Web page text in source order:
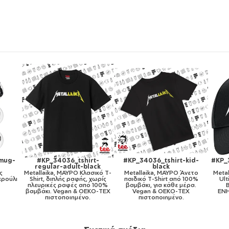
kid-
Άνετο
100%
μέρα.
#KP_34036_cap-ultimate-
black
Metallaika, Καπέλο Ενηλίκων
Ultimate ΜΑΥΡΟ, (100%
ΒΑΜΒΑΚΕΡΟ DRILL,
ΕΝΗΛΙΚΩΝ, UNISEX, ONE
SIZE)
#KP_34036_cap-original-
white
Metallaika, Πεντάφυλλο
καπέλο Λευκό, 100%
Βαμβακερό (Twill), με
ρύθμιση, unisex